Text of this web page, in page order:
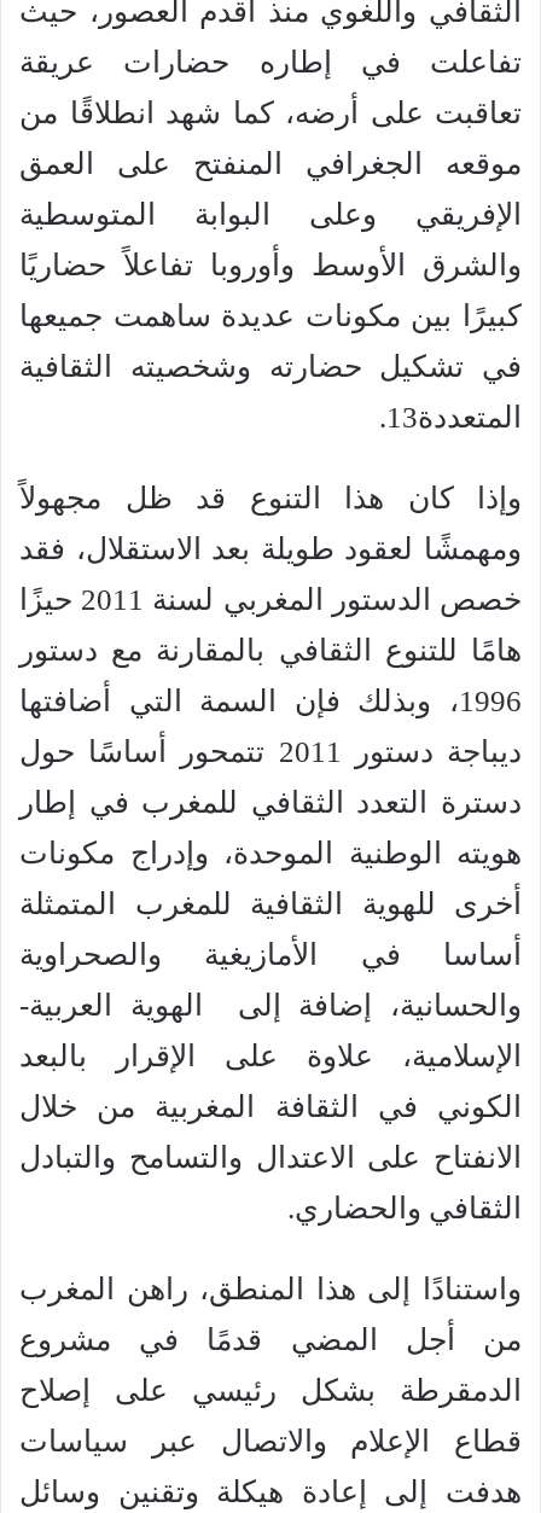
الثقافي واللغوي منذ أقدم العصور، حيث
تفاعلت في إطاره حضارات عريقة
تعاقبت على أرضه، كما شهد انطلاقًا من
موقعه الجغرافي المنفتح على العمق
الإفريقي وعلى البوابة المتوسطية
والشرق الأوسط وأوروبا تفاعلاً حضاريًا
كبيرًا بين مكونات عديدة ساهمت جميعها
في تشكيل حضارته وشخصيته الثقافية
المتعددة13.
وإذا كان هذا التنوع قد ظل مجهولاً
ومهمشًا لعقود طويلة بعد الاستقلال، فقد
خصص الدستور المغربي لسنة 2011 حيزًا
هامًا للتنوع الثقافي بالمقارنة مع دستور
1996، وبذلك فإن السمة التي أضافتها
ديباجة دستور 2011 تتمحور أساسًا حول
دسترة التعدد الثقافي للمغرب في إطار
هويته الوطنية الموحدة، وإدراج مكونات
أخرى للهوية الثقافية للمغرب المتمثلة
أساسا في الأمازيغية والصحراوية
والحسانية، إضافة إلى الهوية العربية-
الإسلامية، علاوة على الإقرار بالبعد
الكوني في الثقافة المغربية من خلال
الانفتاح على الاعتدال والتسامح والتبادل
الثقافي والحضاري.
واستنادًا إلى هذا المنطق، راهن المغرب
من أجل المضي قدمًا في مشروع
الدمقرطة بشكل رئيسي على إصلاح
قطاع الإعلام والاتصال عبر سياسات
هدفت إلى إعادة هيكلة وتقنين وسائل